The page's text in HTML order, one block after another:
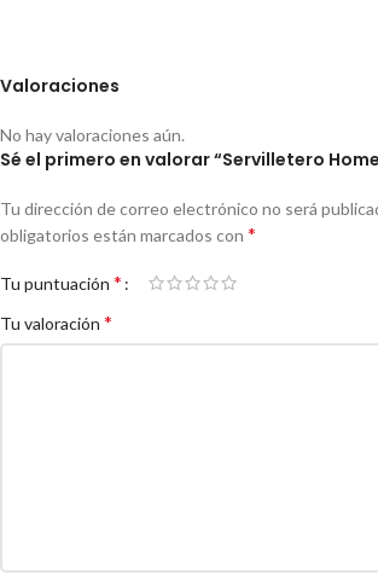
Valoraciones
No hay valoraciones aún.
Sé el primero en valorar “Servilletero
Tu dirección de correo electrónico no será
obligatorios están marcados con *
Tu puntuación *
Tu valoración *